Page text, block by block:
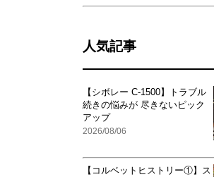
人気記事
【シボレー C-1500】トラブル
続きの悩みが 尽きないピック
アップ
2026/08/06
【コルベットヒストリー①】ス